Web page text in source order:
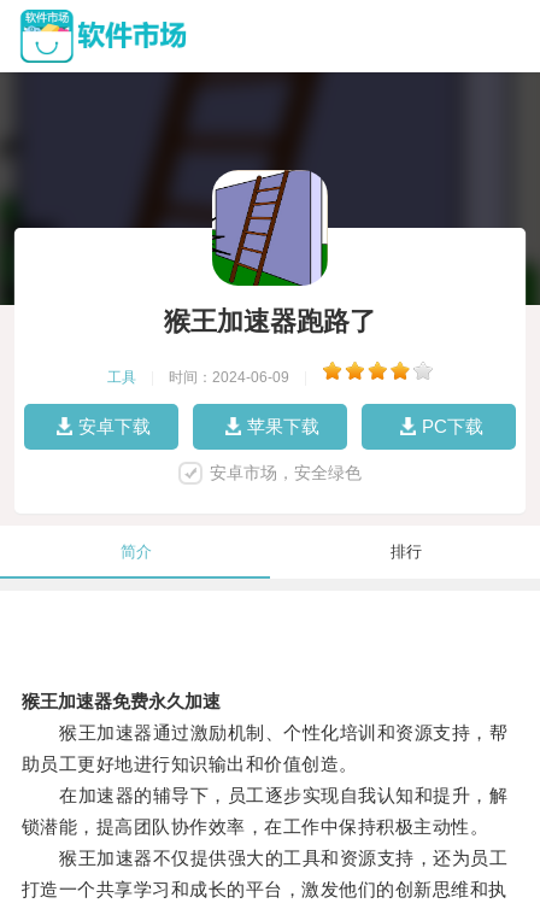
猴王加速器跑路了
工具 时间：2024-06-09
安卓下载 苹果下载 PC下载
安卓市场，安全绿色
简介 排行
猴王加速器免费永久加速
猴王加速器通过激励机制、个性化培训和资源支持，帮
助员工更好地进行知识输出和价值创造。
在加速器的辅导下，员工逐步实现自我认知和提升，解
锁潜能，提高团队协作效率，在工作中保持积极主动性。
猴王加速器不仅提供强大的工具和资源支持，还为员工
打造一个共享学习和成长的平台，激发他们的创新思维和执